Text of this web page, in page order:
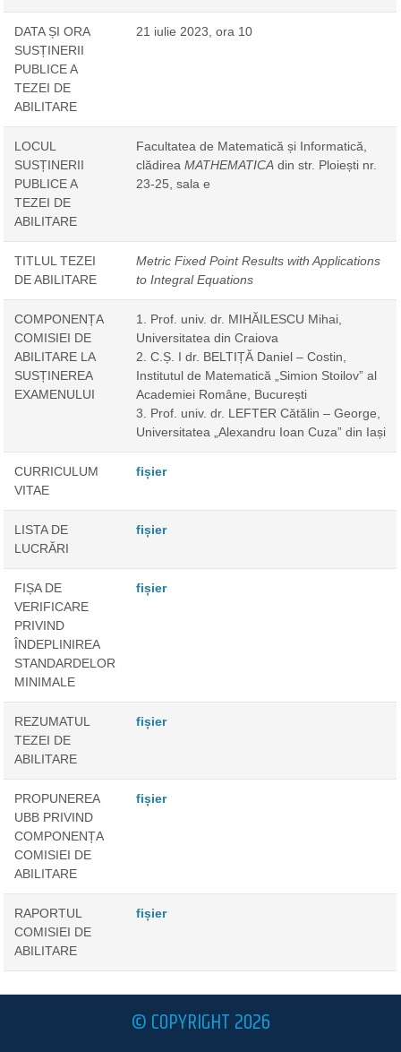
DATA ȘI ORA
SUSȚINERII
PUBLICE A
TEZEI DE
ABILITARE
21 iulie 2023, ora 10
LOCUL
SUSȚINERII
PUBLICE A
TEZEI DE
ABILITARE
Facultatea de Matematică și Informatică,
clădirea MATHEMATICAdin str. Ploiești nr.
23-25, sala e
TITLUL TEZEI
DE ABILITARE
Metric Fixed Point Results with Applications
to Integral Equations
COMPONENȚA
COMISIEI DE
ABILITARE LA
SUSȚINEREA
EXAMENULUI
1. Prof. univ. dr. MIHĂILESCU Mihai,
Universitatea din Craiova
2. C.Ș. I dr. BELTIȚĂ Daniel – Costin,
Institutul de Matematică „Simion Stoilov” al
Academiei Române, București
3. Prof. univ. dr. LEFTER Cătălin – George,
Universitatea „Alexandru Ioan Cuza” din Iași
CURRICULUM
VITAE
fișier
LISTA DE
LUCRĂRI
fișier
FIȘA DE
VERIFICARE
PRIVIND
ÎNDEPLINIREA
STANDARDELOR
MINIMALE
fișier
REZUMATUL
TEZEI DE
ABILITARE
fișier
PROPUNEREA
UBB PRIVIND
COMPONENȚA
COMISIEI DE
ABILITARE
fișier
RAPORTUL
COMISIEI DE
ABILITARE
fișier
© COPYRIGHT 2026